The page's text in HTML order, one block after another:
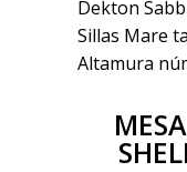
Dekton
Sillas Mare
Altamura